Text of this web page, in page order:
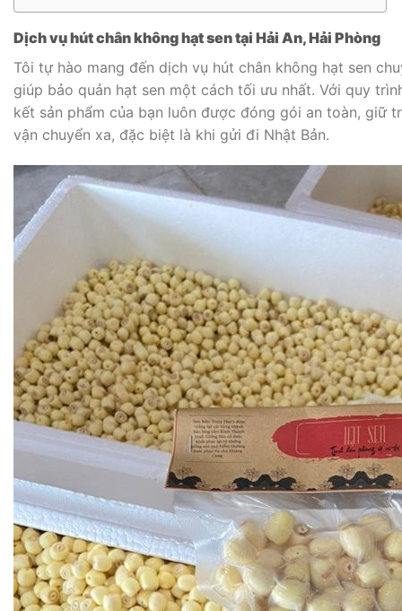
Dịch vụ hút chân không hạt sen tại Hải An, Hải Phòng
Tôi tự hào mang đến dịch vụ hút chân không hạt sen
giúp bảo quản hạt sen một cách tối ưu nhất. Với quy
kết sản phẩm của bạn luôn được đóng gói an toàn, giữ
vận chuyển xa, đặc biệt là khi gửi đi Nhật Bản.